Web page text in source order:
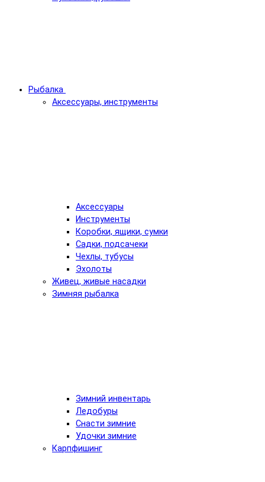
Рыбалка
Аксессуары, инструменты
Аксессуары
Инструменты
Коробки, ящики, сумки
Садки, подсачеки
Чехлы, тубусы
Эхолоты
Живец, живые насадки
Зимняя рыбалка
Зимний инвентарь
Ледобуры
Снасти зимние
Удочки зимние
Карпфишинг